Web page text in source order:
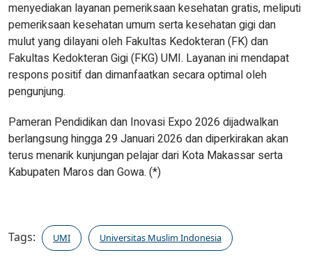
menyediakan layanan pemeriksaan kesehatan gratis, meliputi
pemeriksaan kesehatan umum serta kesehatan gigi dan
mulut yang dilayani oleh Fakultas Kedokteran (FK) dan
Fakultas Kedokteran Gigi (FKG) UMI. Layanan ini mendapat
respons positif dan dimanfaatkan secara optimal oleh
pengunjung.
Pameran Pendidikan dan Inovasi Expo 2026 dijadwalkan
berlangsung hingga 29 Januari 2026 dan diperkirakan akan
terus menarik kunjungan pelajar dari Kota Makassar serta
Kabupaten Maros dan Gowa. (*)
Tags: UMI Universitas Muslim Indonesia